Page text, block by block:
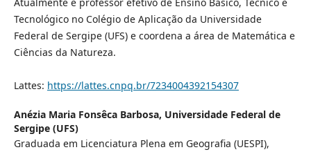
Tecnológico no Colégio de Aplicação da Universidade
Federal de Sergipe (UFS) e coordena a área de Matemática e
Ciências da Natureza.
Lattes: https://lattes.cnpq.br/7234004392154307
Anézia Maria Fonsêca Barbosa, Universidade Federal de
Sergipe (UFS)
Graduada em Licenciatura Plena em Geografia (UESPI),